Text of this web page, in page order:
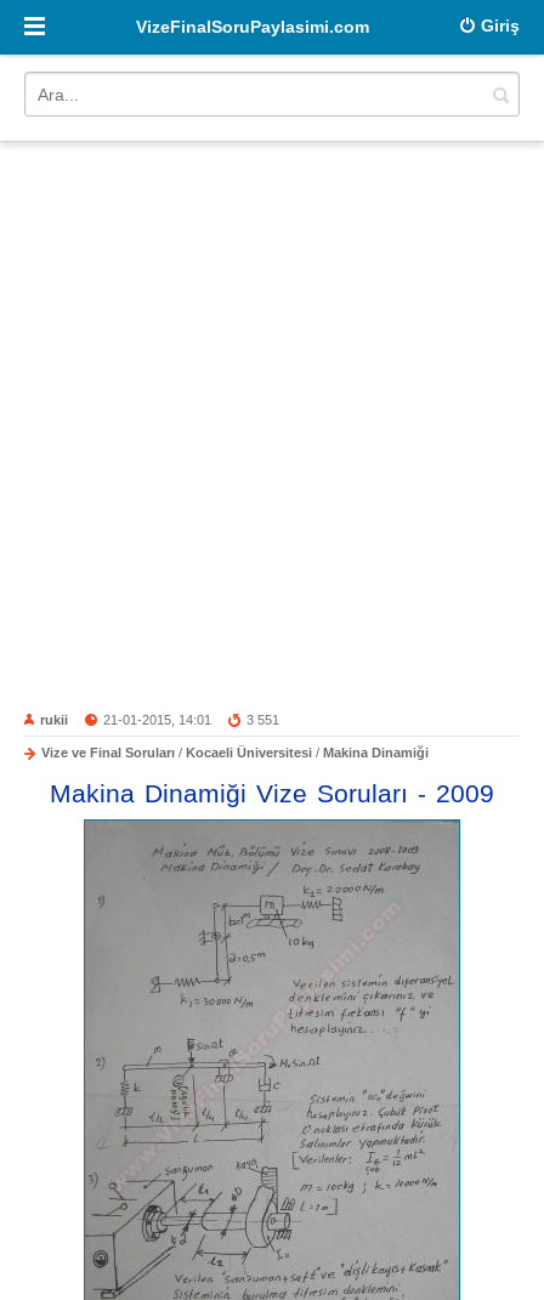
Giriş
VizeFinalSoruPaylasimi.com
rukii 21-01-2015, 14:01 3 551
Vize ve Final Soruları / Kocaeli Üniversitesi / Makina Dinamiği
Makina Dinamiği Vize Soruları - 2009